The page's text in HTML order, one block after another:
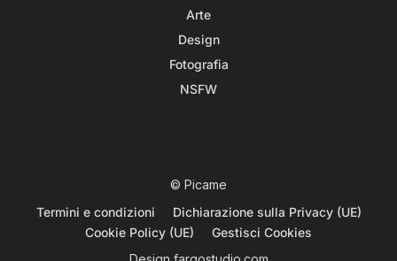
Arte
Design
Fotografia
NSFW
© Picame
Termini e condizioni
Dichiarazione sulla Privacy (UE)
Cookie Policy (UE)
Gestisci Cookies